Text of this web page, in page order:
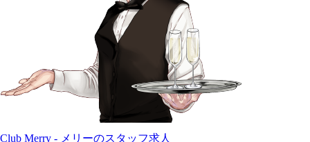
Club Merry - メリーのスタッフ求人